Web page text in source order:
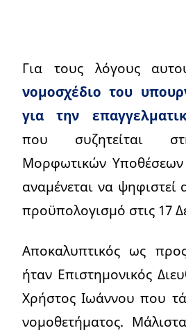
Για τους λόγους
νομοσχέδιο του
για την
που συζητείται
Μορφωτικών Υποθέσεων
αναμένεται να ψηφιστεί
προϋπολογισμό στις 17
Αποκαλυπτικός ως
ήταν Επιστημονικός
Χρήστος Ιωάννου που
νομοθετήματος.